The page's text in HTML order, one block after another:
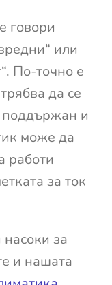
говори
или
По-точно е
да се
поддържан и
може да
работи
за ток
за
и нашата